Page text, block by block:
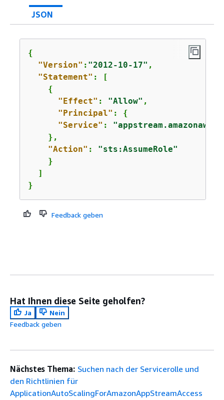
JSON
{
"Version" : "2012-10-17" ,
"Statement" : [
{
"Effect" : "Allow" ,
"Principal" : {
"Service" :
    },
"Action" : "sts:AssumeRole"
    }
  ]
}
Feedback geben
Hat Ihnen diese Seite geholfen?
Ja
Nein
Feedback geben
Nächstes Thema: Suchen nach der Servicerolle und
den Richtlinien für
ApplicationAutoScalingForAmazonAppStreamAccess